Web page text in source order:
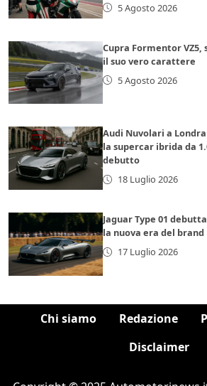
5 Agosto 2026
Cupra Formentor
il suo vero carattere
5 Agosto 2026
Audi Nuvolari a
la supercar ibrida da
debutto
18 Luglio 2026
Jaguar Type 01
la nuova era del
17 Luglio 2026
Chi siamo Redazione
Disclaimer